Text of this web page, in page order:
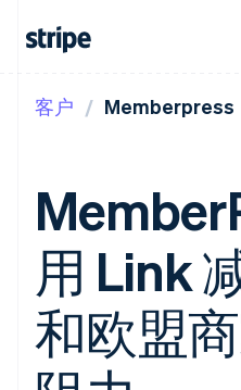
支付
在线支付
Managed
Payments
备案商家解决
方案
Payment links
无代码支付
Checkout
预构建支付界
营收
经常
按用
订阅
一次
账单
按企业阶段
按应用场景
智能体商务
加密货币
电子商务
嵌入式金融
文档
库与 SDK
Stripe
接受线上付
实施预置结
学习
支持
获取支持
托管支
专业服务
客户 Memberpress
用 Link
和欧盟